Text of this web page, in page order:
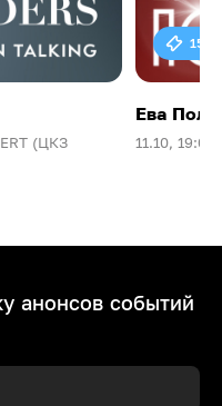
(ЦКЗ
15
Ева
11.10, 19:00
анонсов событий